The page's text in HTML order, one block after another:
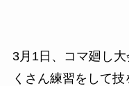
3月1日、コマ廻し
くさん練習をして